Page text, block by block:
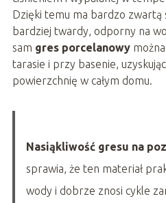
Dzięki temu ma bardzo zwartą
bardziej twardy, odporny na
sam gres porcelanowymożna
tarasie i przy basenie,
powierzchnię w całym domu.
Nasiąkliwość gresu na
sprawia, że ten materiał
wody i dobrze znosi cykle